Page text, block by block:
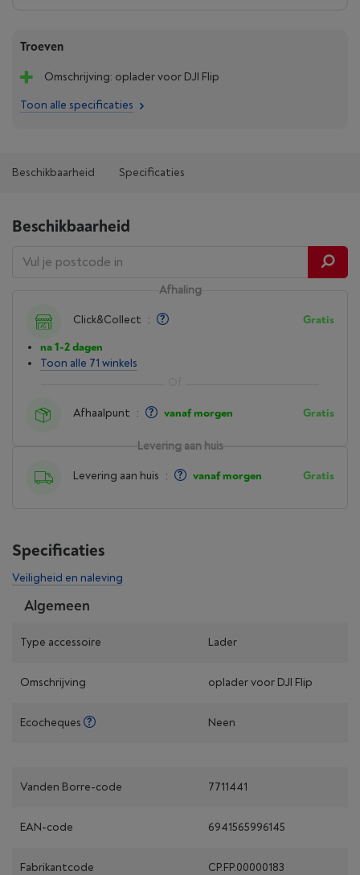
Troeven
Omschrijving: oplader voor DJI Flip
Toon alle specificaties
Beschikbaarheid Specificaties
Beschikbaarheid
Levering aan huis
Levering aan huis : vanaf morgen Gratis
Afhaling
Click&Collect :
Gratis
na 1-2 dagen
Toon alle 71 winkels
Afhaalpunt : vanaf morgen Gratis
Specificaties
Veiligheid en naleving
Algemeen
Type accessoire Lader
Omschrijving oplader voor DJI Flip
Ecocheques Neen
Vanden Borre-code 7711441
EAN-code 6941565996145
Fabrikantcode CP.FP.00000183